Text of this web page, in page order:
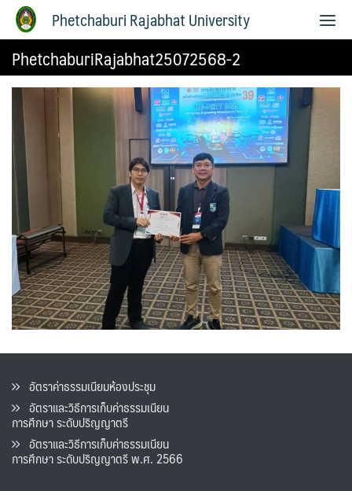
Phetchaburi Rajabhat University
PhetchaburiRajabhat25072568-2
อัตราค่าธรรมเนียมห้องประชุม
อัตราและวิธีการเก็บค่าธรรมเนียน
การศึกษา ระดับปริญญาตรี
อัตราและวิธีการเก็บค่าธรรมเนียน
การศึกษา ระดับปริญญาตรี พ.ศ. 2566